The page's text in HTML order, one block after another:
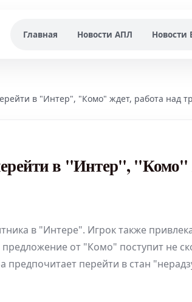
Главная Новости АПЛ Новости
в "Интер", "Комо" ждет, работа над
в "Интер", "Комо"
в "Интере". Игрок также
от "Комо" поступит не
перейти в стан